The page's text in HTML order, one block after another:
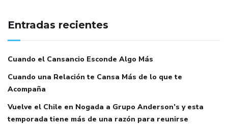
Entradas recientes
Cuando el Cansancio Esconde Algo Más
Cuando una Relación te Cansa Más de lo que te
Acompaña
Vuelve el Chile en Nogada a Grupo Anderson’s y esta
temporada tiene más de una razón para reunirse